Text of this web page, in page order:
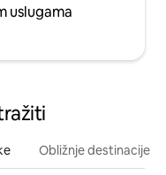
uslugama
Obližnje destinacije